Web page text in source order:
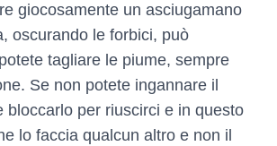
giocosamente un asciugamano
oscurando le forbici, può
tagliare le piume, sempre
Se non potete ingannare il
bloccarlo per riuscirci e in questo
lo faccia qualcun altro e non il